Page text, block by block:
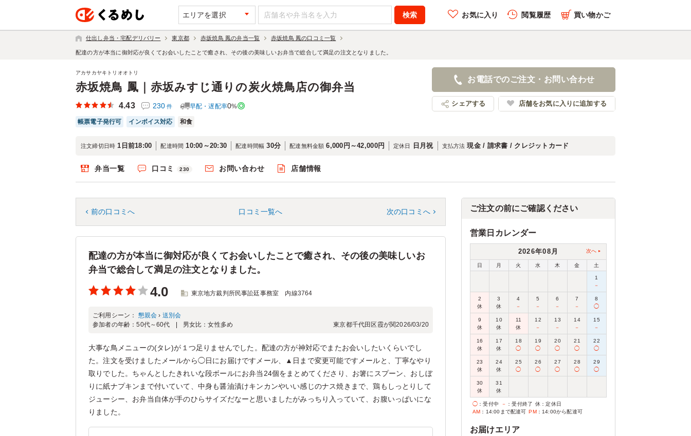
エリアを選択 お気に入り 閲覧履歴 買い物かご
仕出し弁当・宅配デリバリー 東京都 赤坂焼鳥 鳳の弁当一覧 赤坂焼鳥 鳳の口コミ一覧
配達の方が本当に御対応が良くてお会いしたことで癒され、その後の美味しいお弁当で総合して満足の注文となりました。
赤坂焼鳥 鳳｜赤坂みすじ通りの炭火焼鳥店の御弁当
アカサカヤキトリオオトリ
4.43 230 件 早配・遅配率0%
帳票電子発行可 インボイス対応 和食
お電話でのご注文・お問い合わせ
シェアする 店舗をお気に入りに追加する
注文締切日時 1日前18:00 配達時間 10:00～20:30 配達時間幅 30分 配達無料金額 6,000円～42,000円 定休日 日月祝 支払方法 現金 / 請求書 / クレジットカード
弁当一覧 口コミ 230 お問い合わせ 店舗情報
前の口コミへ 口コミ一覧へ 次の口コミへ
配達の方が本当に御対応が良くてお会いしたことで癒され、その後の美味しいお
弁当で総合して満足の注文となりました。
4.0 東京地方裁判所民事訟廷事務室 内線3764
ご利用シーン： 懇親会 › 送別会
参加者の年齢：50代～60代 男女比：女性多め 東京都千代田区霞が関2026/03/20
大事な鳥メニューの(タレ)が１つ足りませんでした。配達の方が神対応でまたお会いしたいくらいでし
た。注文を受けましたメールから◯日にお届けですメール、▲日まで変更可能ですメールと、丁寧なやり
取りでした。ちゃんとしたきれいな段ボールにお弁当24個をまとめてくださり、お箸にスプーン、おしぼ
りに紙ナプキンまで付いていて、中身も醤油漬けキンカンやいい感じのナス焼きまで、鶏もしっとりして
ジューシー、お弁当自体が手のひらサイズだなーと思いましたがみっちり入っていて、お腹いっぱいにな
りました。
ご注文の前にご確認ください
営業日カレンダー
2026年08月 次へ
日 月 火 水 木 金 土
1
－
2
休
3
休
4
－
5
－
6
－
7
－
8
◯
9
休
10
休
11
休
12
－
13
－
14
－
15
－
16
休
17
休
18
◯
19
◯
20
◯
21
◯
22
◯
23
休
24
休
25
◯
26
◯
27
◯
28
◯
29
◯
30
休
31
休
◯ ：受付中 － ：受付終了 休 ：定休日
AM ：14:00まで配達可 PM：14:00から配達可
お届けエリア